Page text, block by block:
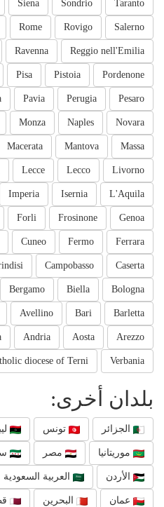
Taranto
Sondrio
Siena
Salerno
Rovigo
Rome
Reggio nell'Emilia
Ravenna
Pordenone
Pistoia
Pisa
Pesaro
Perugia
Pavia
Novara
Naples
Monza
Massa
Mantova
Macerata
Livorno
Lecco
Lecce
L'Aquila
Isernia
Imperia
Genoa
Frosinone
Forli
Ferrara
Fermo
Cuneo
Caserta
Campobasso
Bologna
Biella
Bergamo
Barletta
Bari
Avellino
Arezzo
Aosta
Andria
Verbania
diocese of Terni
بلدان أخرى:
الجزائر تونس
موريتانيا مصر
الأردن العربية السعودية
عمان البحرين